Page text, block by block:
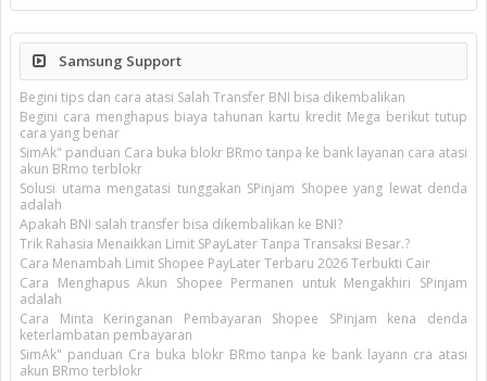
Samsung Support
Begini tips dan cara atasi Salah Transfer BNI bisa dikembalikan
Begini cara menghapus biaya tahunan kartu kredit Mega berikut tutup
cara yang benar
SimAk" panduan Cara buka blokr BRmo tanpa ke bank layanan cara atasi
akun BRmo terblokr
Solusi utama mengatasi tunggakan SPinjam Shopee yang lewat denda
adalah
Apakah BNI salah transfer bisa dikembalikan ke BNI?
Trik Rahasia Menaikkan Limit SPayLater Tanpa Transaksi Besar.?
Cara Menambah Limit Shopee PayLater Terbaru 2026 Terbukti Cair
Cara Menghapus Akun Shopee Permanen untuk Mengakhiri SPinjam
adalah
Cara Minta Keringanan Pembayaran Shopee SPinjam kena denda
keterlambatan pembayaran
SimAk" panduan Cra buka blokr BRmo tanpa ke bank layann cra atasi
akun BRmo terblokr